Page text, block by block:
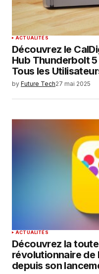
ACTUALITÉS
Découvrez le
Hub Thunderbolt
Tous les
by Future Tech27 mai 2025
ACTUALITÉS
Découvrez la
révolutionnaire de
depuis son